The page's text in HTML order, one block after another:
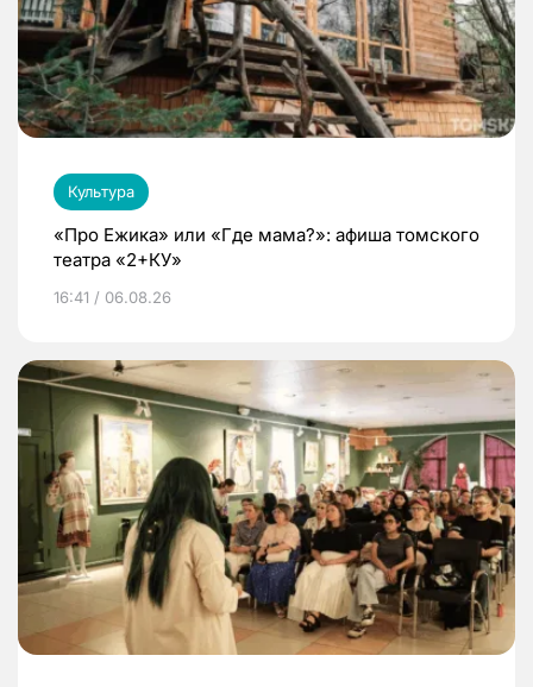
Культура
«Про Ежика» или «Где мама?»: афиша томского
театра «2+КУ»
16:41 / 06.08.26